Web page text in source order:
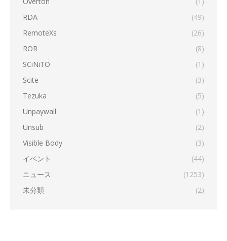
RDA
(49)
RemoteXs
(26)
ROR
(8)
SCiNiTO
(1)
Scite
(3)
Tezuka
(5)
Unpaywall
(1)
Unsub
(2)
Visible Body
(3)
イベント
(44)
ニュース
(1253)
未分類
(2)